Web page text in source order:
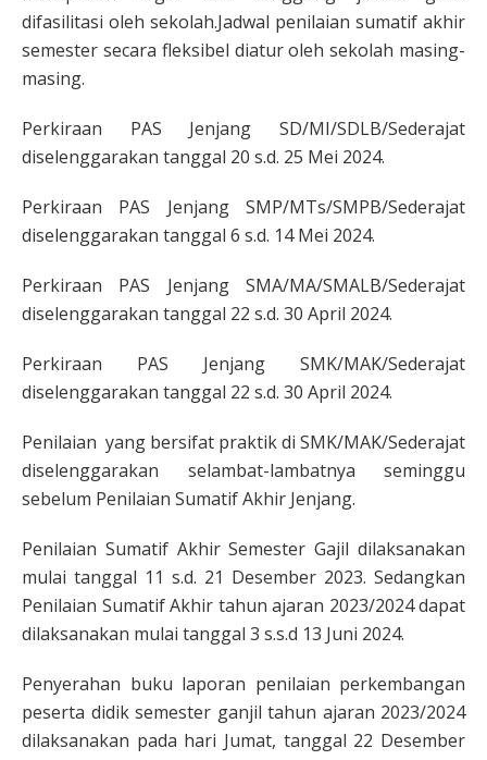
difasilitasi oleh sekolah.Jadwal penilaian sumatif akhir
semester secara fleksibel diatur oleh sekolah masing-
masing.
Perkiraan PAS Jenjang SD/MI/SDLB/Sederajat
diselenggarakan tanggal 20 s.d. 25 Mei 2024.
Perkiraan PAS Jenjang SMP/MTs/SMPB/Sederajat
diselenggarakan tanggal 6 s.d. 14 Mei 2024.
Perkiraan PAS Jenjang SMA/MA/SMALB/Sederajat
diselenggarakan tanggal 22 s.d. 30 April 2024.
Perkiraan PAS Jenjang SMK/MAK/Sederajat
diselenggarakan tanggal 22 s.d. 30 April 2024.
Penilaian yang bersifat praktik di SMK/MAK/Sederajat
diselenggarakan selambat-lambatnya seminggu
sebelum Penilaian Sumatif Akhir Jenjang.
Penilaian Sumatif Akhir Semester Gajil dilaksanakan
mulai tanggal 11 s.d. 21 Desember 2023. Sedangkan
Penilaian Sumatif Akhir tahun ajaran 2023/2024 dapat
dilaksanakan mulai tanggal 3 s.s.d 13 Juni 2024.
Penyerahan buku laporan penilaian perkembangan
peserta didik semester ganjil tahun ajaran 2023/2024
dilaksanakan pada hari Jumat, tanggal 22 Desember